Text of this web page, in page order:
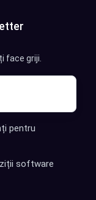
face griji.
pentru
software